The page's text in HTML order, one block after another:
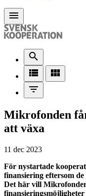
menu
search
view_list
view_module
filter_list
Mikrofonden
att växa
11 dec 2023
För nystartade
finansiering eftersom
Det här vill